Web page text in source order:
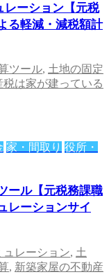
レーション【元税
る軽減・減税額計
ツール, 土地の固定
は家が建っている
家・間取り 役所・
ール【元税務課職
レーションサイ
レーション, 土
, 新築家屋の不動産